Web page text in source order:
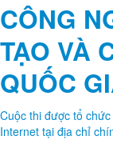
CÔNG
TẠO VÀ
QUỐC
Cuộc thi được tổ
Internet tại địa chỉ